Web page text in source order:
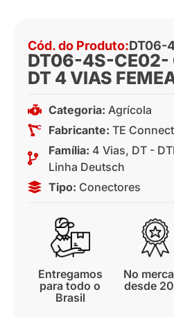
Cód. do Produto:DT06-
DT06-4S-CE02-
DT 4 VIAS
Categoria: Agrícola
Fabricante: TE
Família: 4 Vias, DT -
Linha Deutsch
Tipo: Conectores
Entregamos
para todo o
Brasil
No
desde